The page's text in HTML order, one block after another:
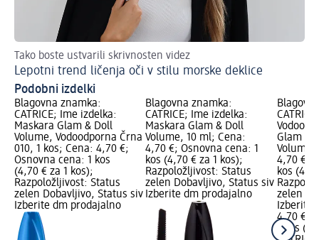
Tako boste ustvarili skrivnosten videz
Lepotni trend ličenja oči v stilu morske deklice
Podobni izdelki
Blagovna znamka:
CATRICE; Ime izdelka:
Maskara Glam & Doll
Volume, Vodoodporna Črna
010, 1 kos; Cena: 4,70 €;
Osnovna cena: 1 kos
(4,70 € za 1 kos);
Razpoložljivost: Status
zelen Dobavljivo, Status siv
Izberite dm prodajalno
Blagovna znamka:
CATRICE; Ime izdelka:
Maskara Glam & Doll
Volume, 10 ml; Cena:
4,70 €; Osnovna cena: 1
kos (4,70 € za 1 kos);
Razpoložljivost: Status
zelen Dobavljivo, Status siv
Izberite dm prodajalno
Glam &
Volume,
4,70 €;
kos
zelen
Izberite
4,70 €
1 kos